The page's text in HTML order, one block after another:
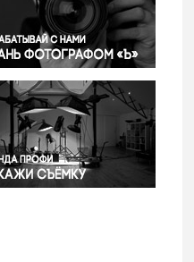
Правосудие
Происшествия и конфликты
Религия
Светская жизнь
Спорт
Экология
Экономика и бизнес